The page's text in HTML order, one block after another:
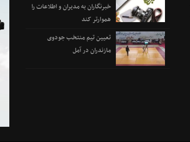
خبرنگاران به مدیران و اطلاعات را
هموارتر کند
تعیین تیم منتخب جودوی
مازندران در آمل